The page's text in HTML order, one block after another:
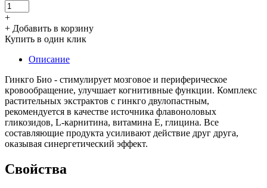
+
+ Добавить в корзину
Купить в один клик
Описание
Гинкго Био - стимулирует мозговое и периферическое
кровообращение, улучшает когнитивные функции. Комплекс
растительных экстрактов с гинкго двулопастным,
рекомендуется в качестве источника флавоноловых
гликозидов, L-карнитина, витамина Е, глицина. Все
составляющие продукта усиливают действие друг друга,
оказывая синергетический эффект.
Свойства